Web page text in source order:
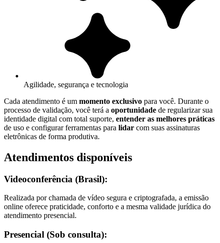
Agilidade, segurança e tecnologia
Cada atendimento é um momento exclusivo para você. Durante o
processo de validação, você terá a oportunidade de regularizar sua
identidade digital com total suporte, entender as melhores práticas
de uso e configurar ferramentas para lidar com suas assinaturas
eletrônicas de forma produtiva.
Atendimentos disponíveis
Videoconferência (Brasil):
Realizada por chamada de vídeo segura e criptografada, a emissão
online oferece praticidade, conforto e a mesma validade jurídica do
atendimento presencial.
Presencial (Sob consulta):